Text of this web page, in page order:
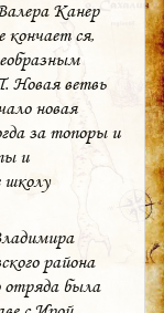
Канер
кончает ся,
Новая ветвь
новая
за топоры и
и
школу
района
отряда была